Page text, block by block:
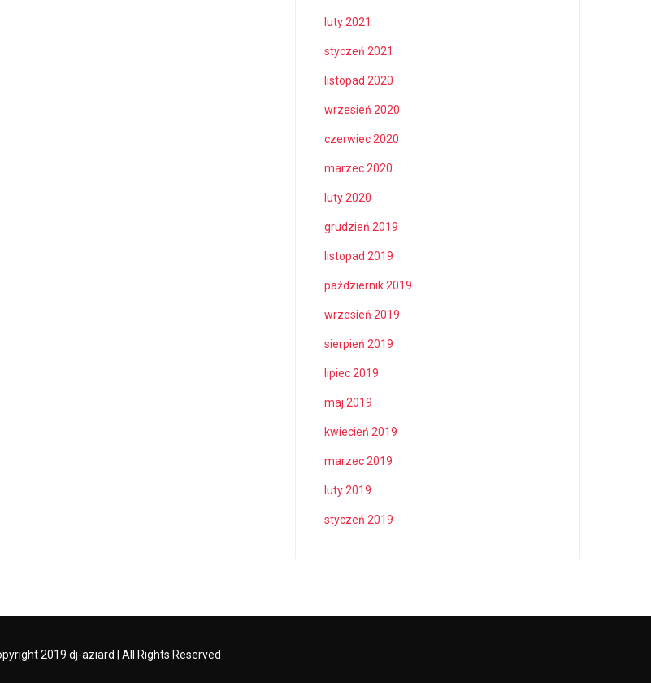
luty 2021
styczeń 2021
listopad 2020
wrzesień 2020
czerwiec 2020
marzec 2020
luty 2020
grudzień 2019
listopad 2019
październik 2019
wrzesień 2019
sierpień 2019
lipiec 2019
maj 2019
kwiecień 2019
marzec 2019
luty 2019
styczeń 2019
2019 dj-aziard | All Rights Reserved